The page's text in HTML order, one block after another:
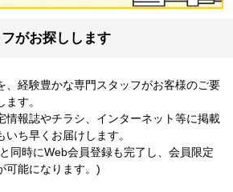
がお探しします
、経験豊かな専門スタッフがお客様のご要
す。
情報誌やチラシ、インターネット等に掲載
ち早くお届けします。
同時にWeb会員登録も完了し、会員限定
可能になります。)